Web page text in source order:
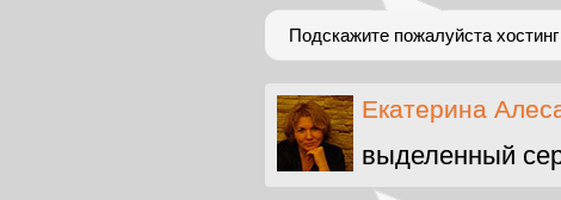
Подскажите пожалуйста
Екатерина
выделенный